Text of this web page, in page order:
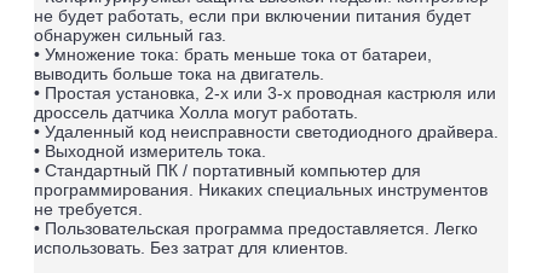
не будет работать, если при включении питания будет
обнаружен сильный газ.
• Умножение тока: брать меньше тока от батареи,
выводить больше тока на двигатель.
• Простая установка, 2-х или 3-х проводная кастрюля или
дроссель датчика Холла могут работать.
• Удаленный код неисправности светодиодного драйвера.
• Выходной измеритель тока.
• Стандартный ПК / портативный компьютер для
программирования. Никаких специальных инструментов
не требуется.
• Пользовательская программа предоставляется. Легко
использовать. Без затрат для клиентов.